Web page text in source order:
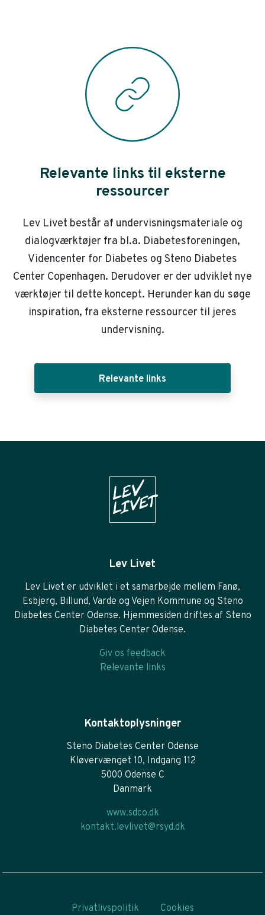
Relevante links til eksterne
ressourcer
Lev Livet består af undervisningsmateriale og
dialogværktøjer fra bl.a. Diabetesforeningen,
Videncenter for Diabetes og Steno Diabetes
Center Copenhagen. Derudover er der udviklet nye
værktøjer til dette koncept. Herunder kan du søge
inspiration, fra eksterne ressourcer til jeres
undervisning.
Relevante links
Lev Livet
Lev Livet er udviklet i et samarbejde mellem Fanø,
Esbjerg, Billund, Varde og Vejen Kommune og Steno
Diabetes Center Odense. Hjemmesiden driftes af Steno
Diabetes Center Odense.
Giv os feedback
Relevante links
Kontaktoplysninger
Steno Diabetes Center Odense
Kløvervænget 10, Indgang 112
5000 Odense C
Danmark
www.sdco.dk
kontakt.levlivet@rsyd.dk
Privatlivspolitik Cookies